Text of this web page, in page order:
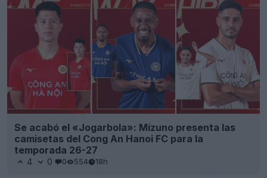
Se acabó el «Jogarbola»: Mizuno presenta las
camisetas del Cong An Hanoi FC para la
temporada 26-27
4 0 0 554 18h